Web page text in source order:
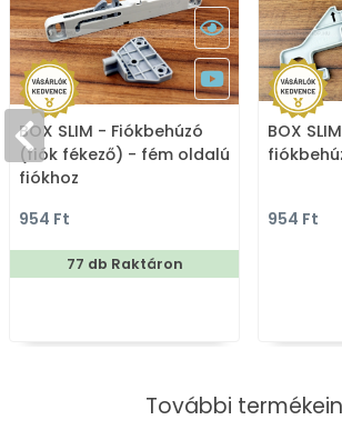
BOX SLIM - Fiókbehúzó
(fiók fékező) - fém oldalú
fiókhoz
954 Ft
77 db Raktáron
BOX
954 Ft
További